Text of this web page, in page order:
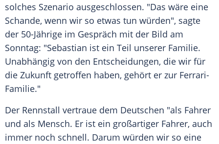
solches Szenario ausgeschlossen. "Das wäre eine
Schande, wenn wir so etwas tun würden", sagte
der 50-Jährige im Gespräch mit der Bild am
Sonntag: "Sebastian ist ein Teil unserer Familie.
Unabhängig von den Entscheidungen, die wir für
die Zukunft getroffen haben, gehört er zur Ferrari-
Familie."
Der Rennstall vertraue dem Deutschen "als Fahrer
und als Mensch. Er ist ein großartiger Fahrer, auch
immer noch schnell. Darum würden wir so eine